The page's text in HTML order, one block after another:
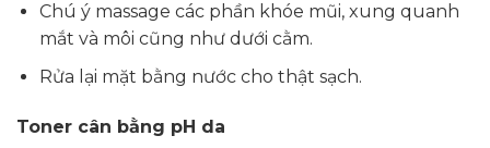
Chú ý massage các phần khóe mũi, xung quanh
mắt và môi cũng như dưới cằm.
Rửa lại mặt bằng nước cho thật sạch.
Toner cân bằng pH da